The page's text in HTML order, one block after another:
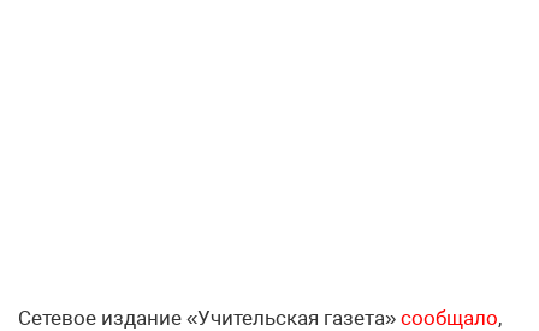
Сетевое издание «Учительская газета» сообщало,